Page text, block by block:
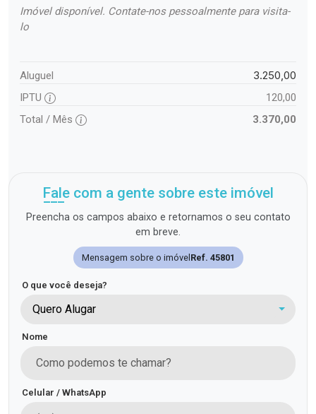
Imóvel disponível. Contate-nos pessoalmente para visita-
lo
Aluguel 3.250,00
IPTU
120,00
Total / Mês
3.370,00
Fale com a gente sobre este imóvel
Preencha os campos abaixo e retornamos o seu contato
em breve.
Mensagem sobre o imóvelRef. 45801
O que você deseja?
Quero Alugar
Nome
Celular / WhatsApp